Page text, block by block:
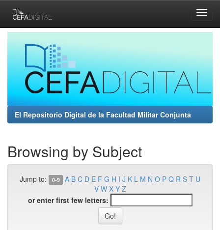
navigation
El Repositorio Digital de la Facultad Militar Conjunta
Browsing by Subject
Jump to: 0-9 A B C D E F G H I J K L M N O P Q R S T U
V W X Y Z
or enter first few letters: